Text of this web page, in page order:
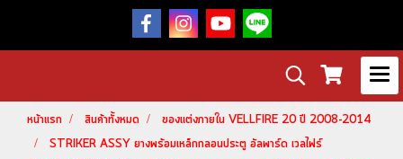
หน้าแรก สินค้าทั้งหมด
ของแต่งภายใน VELLFIRE 20 ปี 2008-2014
STRIKER ASSY ยางพร้อมเหล็กกลอนประตู อัลพาร์ด เวลไฟร์